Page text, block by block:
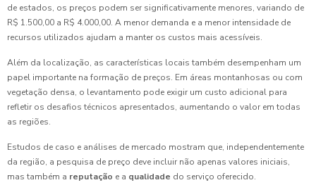
de estados, os preços podem ser significativamente menores, variando de
R$ 1.500,00 a R$ 4.000,00. A menor demanda e a menor intensidade de
recursos utilizados ajudam a manter os custos mais acessíveis.
Além da localização, as características locais também desempenham um
papel importante na formação de preços. Em áreas montanhosas ou com
vegetação densa, o levantamento pode exigir um custo adicional para
refletir os desafios técnicos apresentados, aumentando o valor em todas
as regiões.
Estudos de caso e análises de mercado mostram que, independentemente
da região, a pesquisa de preço deve incluir não apenas valores iniciais,
mas também a reputação e a qualidade do serviço oferecido.